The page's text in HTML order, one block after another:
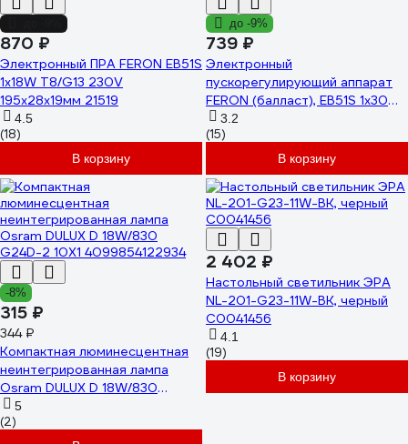
870 ₽
Электронный ПРА FERON EB51S
1х18W T8/G13 230V
195х28х19мм 21519
4.5
(18)
В корзину
до -9%
739 ₽
Электронный
пускорегулирующий аппарат
FERON (балласт), EB51S 1х30W
T8/G13 230V, EB51S 21520
3.2
(15)
В корзину
-8%
315 ₽
344 ₽
Компактная люминесцентная
неинтегрированная лампа
Osram DULUX D 18W/830
G24D-2 10X1 4099854122934
5
(2)
2 402 ₽
Настольный светильник ЭРА
NL-201-G23-11W-BK, черный
C0041456
4.1
(19)
В корзину